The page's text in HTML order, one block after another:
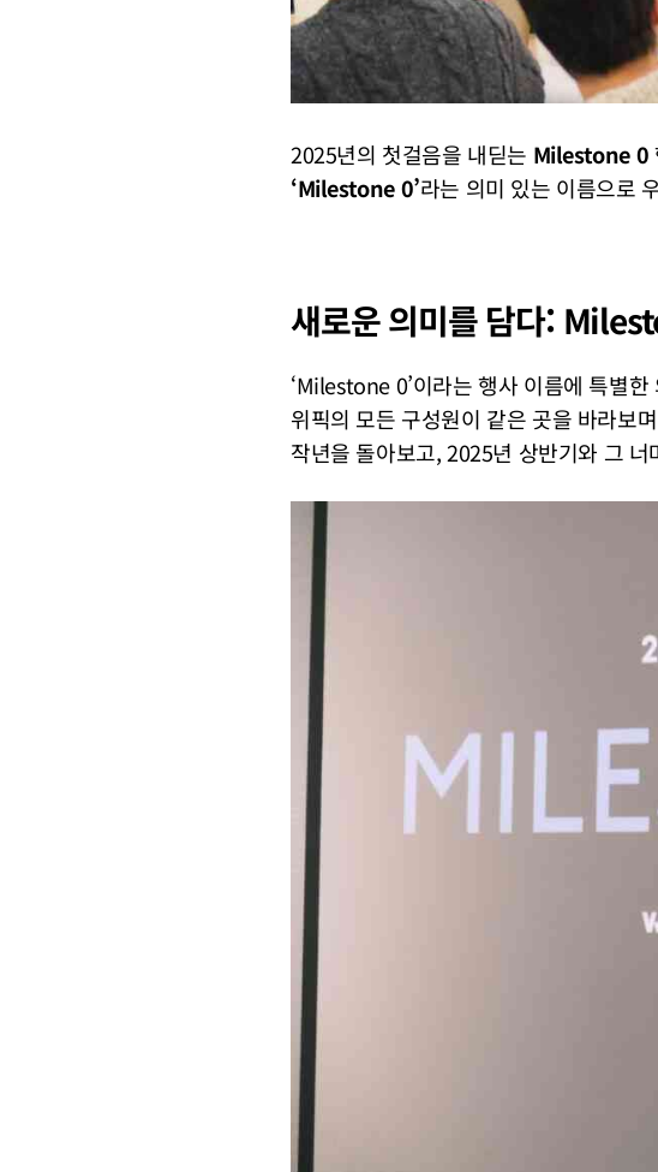
2025년의 첫걸음을 내딛는 Milestone 0
‘Milestone 0’라는 의미 있는 이름으로
새로운 의미를 담다:
‘Milestone 0’이라는 행사 이름에 특별
위픽의 모든 구성원이 같은 곳을 바라보
작년을 돌아보고, 2025년 상반기와 그